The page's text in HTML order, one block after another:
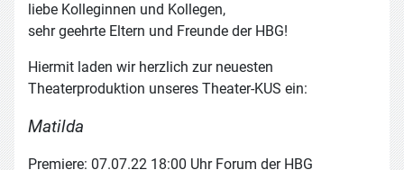
liebe Kolleginnen und Kollegen,
sehr geehrte Eltern und Freunde der HBG!
Hiermit laden wir herzlich zur neuesten
Theaterproduktion unseres Theater-KUS ein:
Matilda
Premiere: 07.07.22 18:00 Uhr Forum der HBG